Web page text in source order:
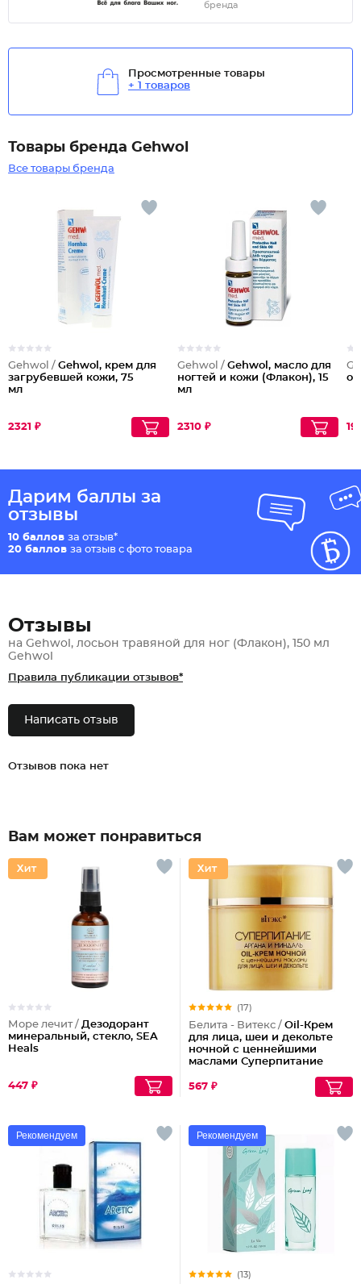
бренда
Просмотренные товары
+ 1 товаров
Товары бренда Gehwol
Все товары бренда
Gehwol / Gehwol, крем для
загрубевшей кожи, 75
мл
2321 ₽
Gehwol / Gehwol, масло для
ногтей и кожи (Флакон), 15
мл
2310 ₽
Дарим баллы за
отзывы
10 баллов за отзыв*
20 баллов за отзыв с фото товара
Отзывы
на Gehwol, лосьон травяной для ног (Флакон), 150 мл
Gehwol
Правила публикации отзывов*
Написать отзыв
Отзывов пока нет
Вам может понравиться
Море лечит / Дезодорант
минеральный, стекло, SEA
Heals
447 ₽
(17)
Белита - Витекс / Oil-Крем
для лица, шеи и декольте
ночной с ценнейшими
маслами Суперпитание
567 ₽
Рекомендуем Рекомендуем
(13)